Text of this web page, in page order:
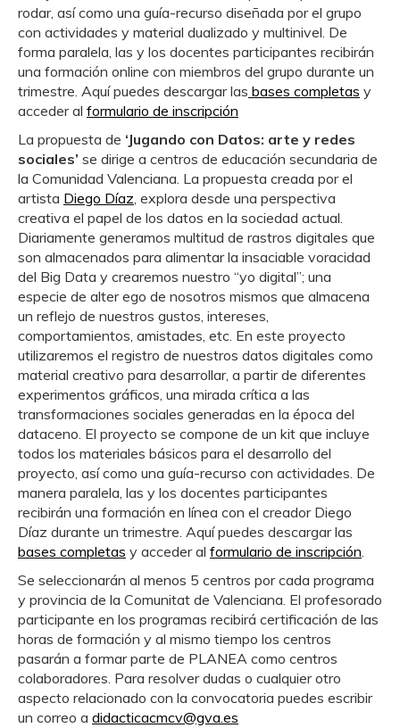
rodar, así como una guía-recurso diseñada por el grupo
con actividades y material dualizado y multinivel. De
forma paralela, las y los docentes participantes recibirán
una formación online con miembros del grupo durante un
trimestre. Aquí puedes descargar las bases completas y
acceder al formulario de inscripción
La propuesta de ‘Jugando con Datos: arte y redes
sociales’ se dirige a centros de educación secundaria de
la Comunidad Valenciana. La propuesta creada por el
artista Diego Díaz, explora desde una perspectiva
creativa el papel de los datos en la sociedad actual.
Diariamente generamos multitud de rastros digitales que
son almacenados para alimentar la insaciable voracidad
del Big Data y crearemos nuestro “yo digital”; una
especie de alter ego de nosotros mismos que almacena
un reflejo de nuestros gustos, intereses,
comportamientos, amistades, etc. En este proyecto
utilizaremos el registro de nuestros datos digitales como
material creativo para desarrollar, a partir de diferentes
experimentos gráficos, una mirada crítica a las
transformaciones sociales generadas en la época del
dataceno. El proyecto se compone de un kit que incluye
todos los materiales básicos para el desarrollo del
proyecto, así como una guía-recurso con actividades. De
manera paralela, las y los docentes participantes
recibirán una formación en línea con el creador Diego
Díaz durante un trimestre. Aquí puedes descargar las
bases completas y acceder al formulario de inscripción.
Se seleccionarán al menos 5 centros por cada programa
y provincia de la Comunitat de Valenciana. El profesorado
participante en los programas recibirá certificación de las
horas de formación y al mismo tiempo los centros
pasarán a formar parte de PLANEA como centros
colaboradores. Para resolver dudas o cualquier otro
aspecto relacionado con la convocatoria puedes escribir
un correo a didacticacmcv@gva.es